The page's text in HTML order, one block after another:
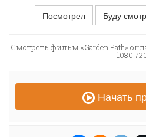
Посмотрел
Буду
Смотреть фильм «Garden Path»
1080
Начать